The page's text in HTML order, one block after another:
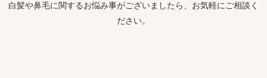
白髪や鼻毛に関するお悩み事がございましたら、お気軽にご相談く
ださい。